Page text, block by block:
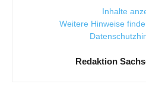
Inhalte
Weitere Hinweise
Redaktion